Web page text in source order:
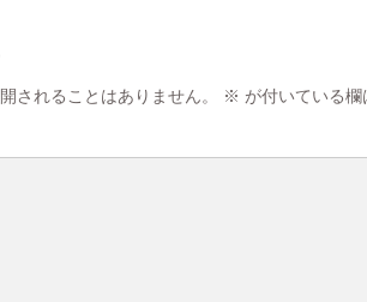
されることはありません。 ※ が付いている